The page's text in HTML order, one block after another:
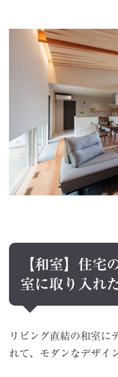
【和室】住宅
室に取り入れ
リビング直結の和室に
れて、モダンなデザイ